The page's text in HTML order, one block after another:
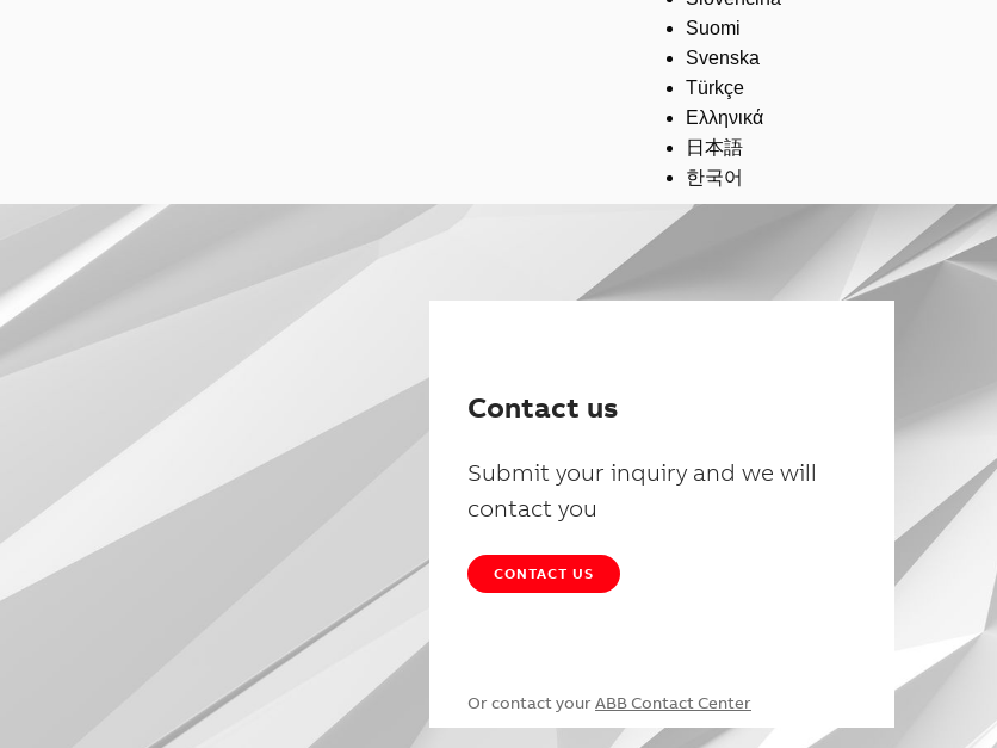
Suomi
Svenska
Türkçe
Ελληνικά
日本語
한국어
Contact us
Submit your inquiry and we will
contact you
CONTACT US
Or contact your ABB Contact Center